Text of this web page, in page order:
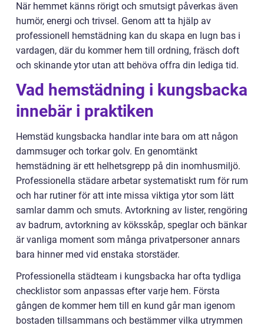
När hemmet känns rörigt och smutsigt påverkas även
humör, energi och trivsel. Genom att ta hjälp av
professionell hemstädning kan du skapa en lugn bas i
vardagen, där du kommer hem till ordning, fräsch doft
och skinande ytor utan att behöva offra din lediga tid.
Vad hemstädning i kungsbacka
innebär i praktiken
Hemstäd kungsbacka handlar inte bara om att någon
dammsuger och torkar golv. En genomtänkt
hemstädning är ett helhetsgrepp på din inomhusmiljö.
Professionella städare arbetar systematiskt rum för rum
och har rutiner för att inte missa viktiga ytor som lätt
samlar damm och smuts. Avtorkning av lister, rengöring
av badrum, avtorkning av köksskåp, speglar och bänkar
är vanliga moment som många privatpersoner annars
bara hinner med vid enstaka storstäder.
Professionella städteam i kungsbacka har ofta tydliga
checklistor som anpassas efter varje hem. Första
gången de kommer hem till en kund går man igenom
bostaden tillsammans och bestämmer vilka utrymmen